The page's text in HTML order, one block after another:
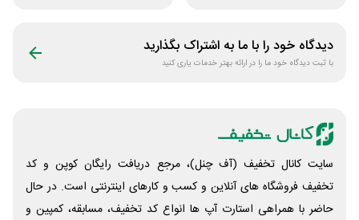
دیدگاه خود را با ما به اشتراک بگذارید
با ثبت دیدگاه خود ما را در ارائه بهتر خدمات یاری کنید
سایت کانال تخفیف (آف چنل)، مرجع دریافت رایگان کوپن و کد
تخفیف فروشگاه های آنلاین و کسب و‌ کارهای اینترنتی است. در حال
حاضر با همراهی استارت آپ ها انواع کد تخفیف، مسابقه، کمپین و